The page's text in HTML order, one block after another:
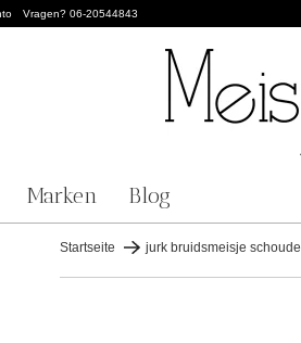
Vragen? 06-20544843
Marken Blog
Startseite jurk bruidsmeisje